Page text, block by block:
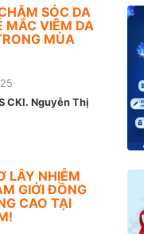
SÓC DA
MẮC VIÊM DA
MÙA
CKI. Nguyễn Thị
LÂY NHIỄM
GIỚI ĐỒNG
CAO TẠI